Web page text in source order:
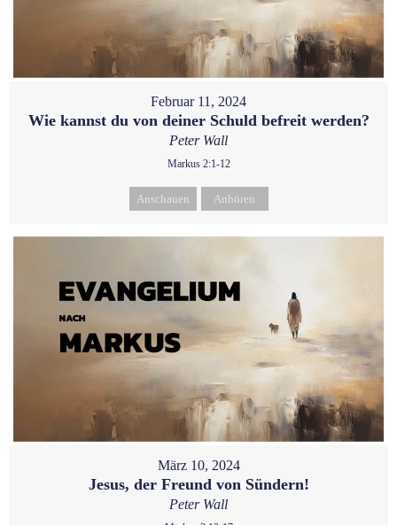
Februar 11, 2024
Wie kannst du von deiner Schuld befreit werden?
Peter Wall
Markus 2:1-12
Anschauen Anhören
März 10, 2024
Jesus, der Freund von Sündern!
Peter Wall